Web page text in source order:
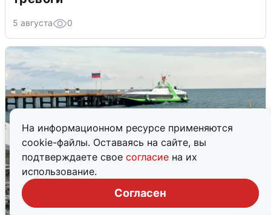
На информационном ресурсе применяются
cookie-файлы. Оставаясь на сайте, вы
подтверждаете свое согласие на их
использование.
Согласен
5 августа 0